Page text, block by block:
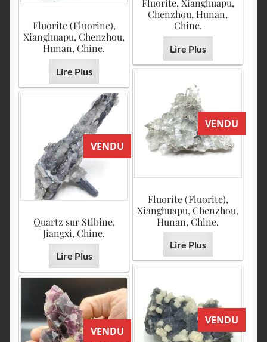
Fluorite, Xianghuapu,
Chenzhou, Hunan,
Chine.
Lire Plus
Fluorite (Fluorine),
Xianghuapu, Chenzhou,
Hunan, Chine.
Lire Plus
VENDU
Fluorite (Fluorite),
Xianghuapu, Chenzhou,
Hunan, Chine.
Lire Plus
VENDU
Quartz sur Stibine,
Jiangxi, Chine.
Lire Plus
VENDU
VENDU